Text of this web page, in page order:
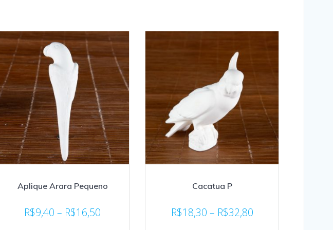
Aplique Arara Pequeno
R$9,40 – R$16,50
Cacatua P
R$18,30 – R$32,80